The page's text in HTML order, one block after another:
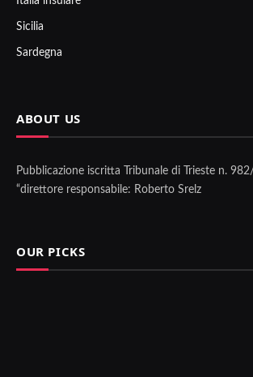
Sicilia
Sardegna
ABOUT US
Pubblicazione iscritta Tribunale di Trieste n. 982/
“direttore responsabile: Roberto Srelz
OUR PICKS